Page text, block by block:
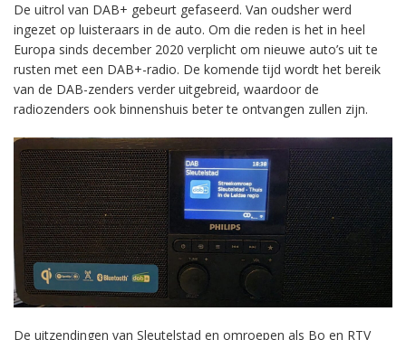
De uitrol van DAB+ gebeurt gefaseerd. Van oudsher werd
ingezet op luisteraars in de auto. Om die reden is het in heel
Europa sinds december 2020 verplicht om nieuwe auto’s uit te
rusten met een DAB+-radio. De komende tijd wordt het bereik
van de DAB-zenders verder uitgebreid, waardoor de
radiozenders ook binnenshuis beter te ontvangen zullen zijn.
De uitzendingen van Sleutelstad en omroepen als Bo en RTV